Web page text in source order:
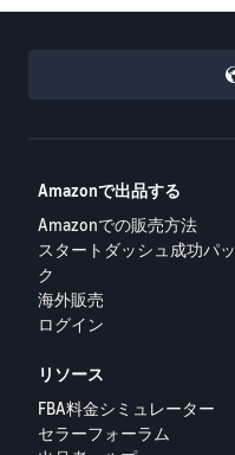
Amazonで出品する
Amazonでの販売方法
スタートダッシュ成功パッ
ク
海外販売
ログイン
リソース
FBA料金シミュレーター
セラーフォーラム